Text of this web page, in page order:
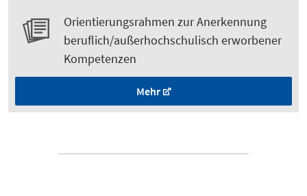
Orientierungsrahmen zur Anerkennung
beruflich/außerhochschulisch erworbener
Kompetenzen
Mehr